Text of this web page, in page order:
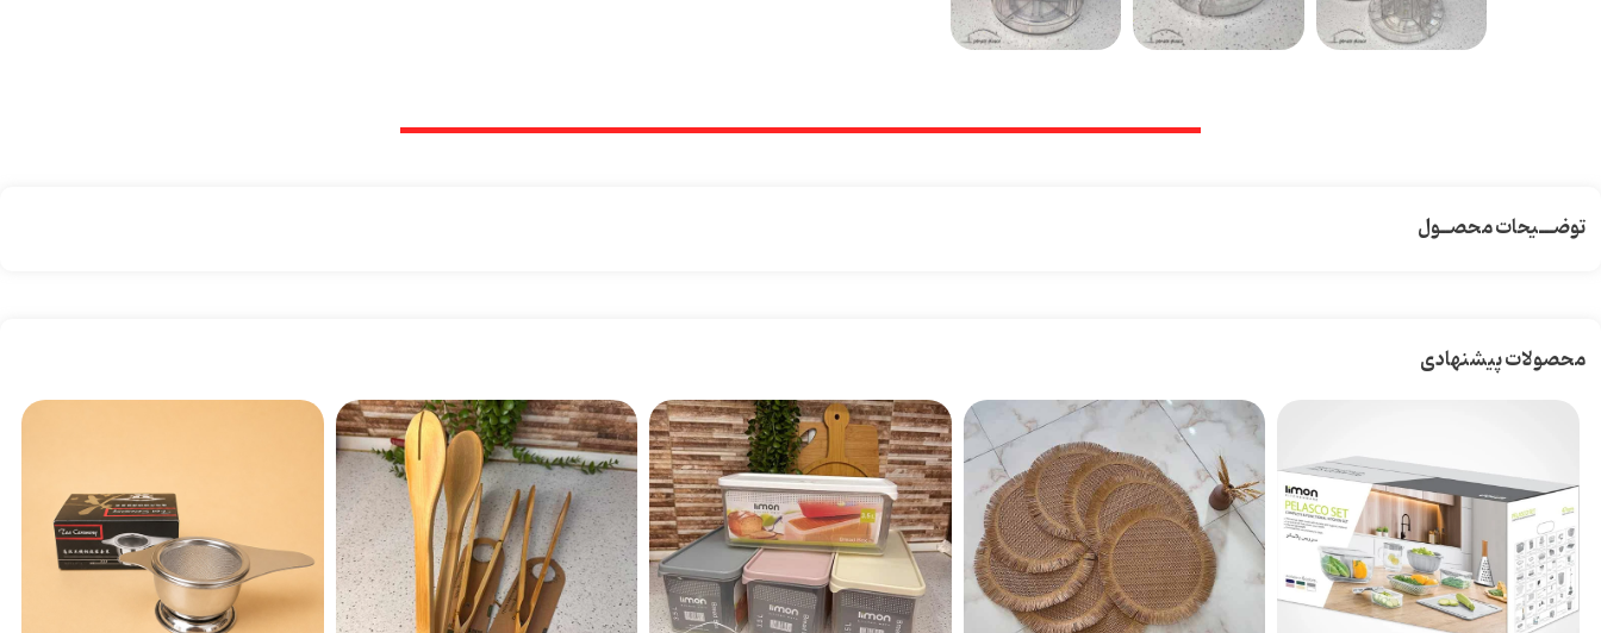
توضـــیحات محصــول
محصولات پیشنهادی